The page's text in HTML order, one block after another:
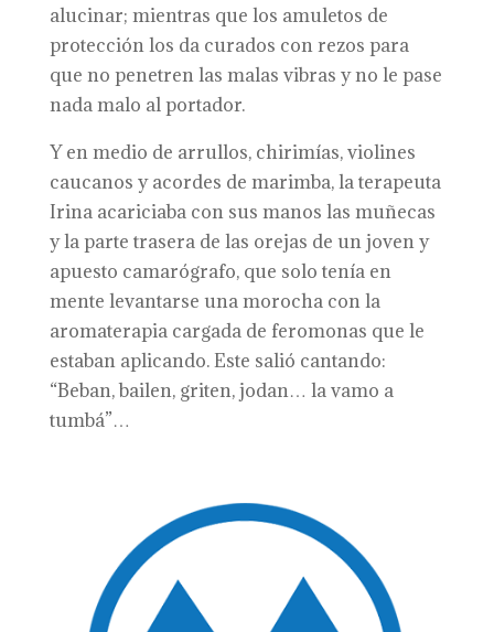
alucinar; mientras que los amuletos de
protección los da curados con rezos para
que no penetren las malas vibras y no le pase
nada malo al portador.
Y en medio de arrullos, chirimías, violines
caucanos y acordes de marimba, la terapeuta
Irina acariciaba con sus manos las muñecas
y la parte trasera de las orejas de un joven y
apuesto camarógrafo, que solo tenía en
mente levantarse una morocha con la
aromaterapia cargada de feromonas que le
estaban aplicando. Este salió cantando:
“Beban, bailen, griten, jodan… la vamo a
tumbá”…